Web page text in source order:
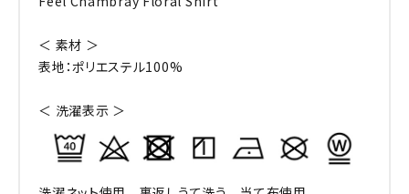
＜ 素材 ＞
表地：ポリエステル100%
＜ 洗濯表示 ＞